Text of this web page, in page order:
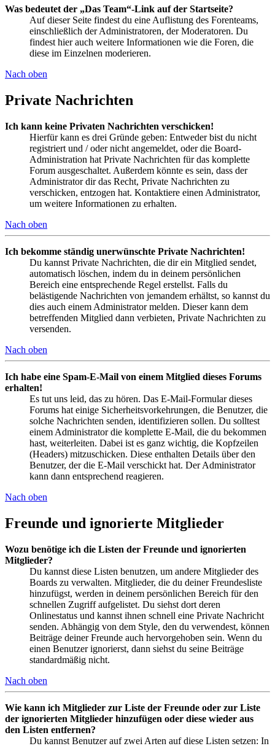
Was bedeutet der „Das Team“-Link auf der Startseite?
Auf dieser Seite findest du eine Auflistung des Forenteams,
einschließlich der Administratoren, der Moderatoren. Du
findest hier auch weitere Informationen wie die Foren, die
diese im Einzelnen moderieren.
Nach oben
Private Nachrichten
Ich kann keine Privaten Nachrichten verschicken!
Hierfür kann es drei Gründe geben: Entweder bist du nicht
registriert und / oder nicht angemeldet, oder die Board-
Administration hat Private Nachrichten für das komplette
Forum ausgeschaltet. Außerdem könnte es sein, dass der
Administrator dir das Recht, Private Nachrichten zu
verschicken, entzogen hat. Kontaktiere einen Administrator,
um weitere Informationen zu erhalten.
Nach oben
Ich bekomme ständig unerwünschte Private Nachrichten!
Du kannst Private Nachrichten, die dir ein Mitglied sendet,
automatisch löschen, indem du in deinem persönlichen
Bereich eine entsprechende Regel erstellst. Falls du
belästigende Nachrichten von jemandem erhältst, so kannst du
dies auch einem Administrator melden. Dieser kann dem
betreffenden Mitglied dann verbieten, Private Nachrichten zu
versenden.
Nach oben
Ich habe eine Spam-E-Mail von einem Mitglied dieses Forums
erhalten!
Es tut uns leid, das zu hören. Das E-Mail-Formular dieses
Forums hat einige Sicherheitsvorkehrungen, die Benutzer, die
solche Nachrichten senden, identifizieren sollen. Du solltest
einem Administrator die komplette E-Mail, die du bekommen
hast, weiterleiten. Dabei ist es ganz wichtig, die Kopfzeilen
(Headers) mitzuschicken. Diese enthalten Details über den
Benutzer, der die E-Mail verschickt hat. Der Administrator
kann dann entsprechend reagieren.
Nach oben
Freunde und ignorierte Mitglieder
Wozu benötige ich die Listen der Freunde und ignorierten
Mitglieder?
Du kannst diese Listen benutzen, um andere Mitglieder des
Boards zu verwalten. Mitglieder, die du deiner Freundesliste
hinzufügst, werden in deinem persönlichen Bereich für den
schnellen Zugriff aufgelistet. Du siehst dort deren
Onlinestatus und kannst ihnen schnell eine Private Nachricht
senden. Abhängig von dem Style, den du verwendest, können
Beiträge deiner Freunde auch hervorgehoben sein. Wenn du
einen Benutzer ignorierst, dann siehst du seine Beiträge
standardmäßig nicht.
Nach oben
Wie kann ich Mitglieder zur Liste der Freunde oder zur Liste
der ignorierten Mitglieder hinzufügen oder diese wieder aus
den Listen entfernen?
Du kannst Benutzer auf zwei Arten auf diese Listen setzen: In